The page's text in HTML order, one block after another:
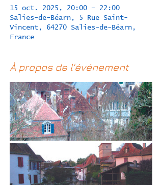
15 oct. 2025, 20:00 – 22:00
Salies-de-Béarn, 5 Rue Saint-
Vincent, 64270 Salies-de-Béarn,
France
À propos de l'événement